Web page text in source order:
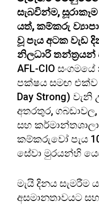
සැබවින්ම,
යත්, කම්කරු
වූ පැය අටක වැඩ
නිලධාරි තන්ත්‍රයන්
AFL-CIO
පක්ෂය සමඟ එක්ව
Day Strong)
අතරතුර,
සහ
කම්කරුවෝ පැය
සේවා මුරයන්හි
මැයි දිනය සැමරීම
අසමානතාවයට